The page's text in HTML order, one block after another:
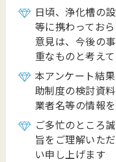
日頃、浄化槽の
等に携わってお
意見は、今後の
重なものと考え
本アンケート結
助制度の検討資
業者名等の情報
ご多忙のところ
旨をご理解いた
い申し上げます